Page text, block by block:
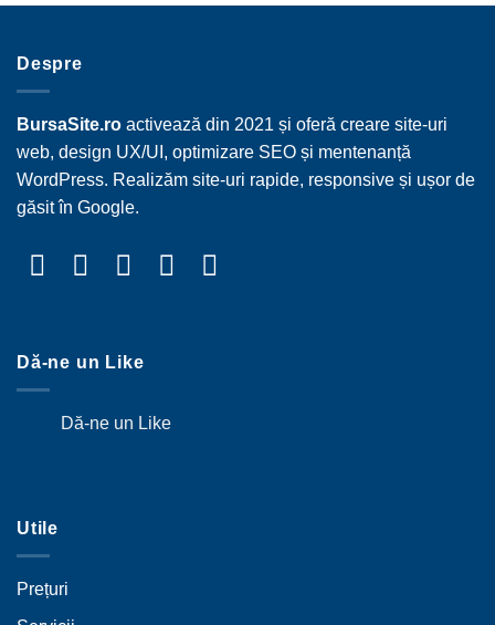
Despre
BursaSite.ro activează din 2021 și oferă creare site-uri
web, design UX/UI, optimizare SEO și mentenanță
WordPress. Realizăm site-uri rapide, responsive și ușor de
găsit în Google.
Dă-ne un Like
Dă-ne un Like
Utile
Prețuri